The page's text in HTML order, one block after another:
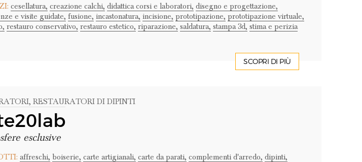
cesellatura, creazione calchi, didattica corsi e laboratori, disegno e progettazione,
e visite guidate, fusione, incastonatura, incisione, prototipazione, prototipazione virtuale,
restauro conservativo, restauro estetico, riparazione, saldatura, stampa 3d, stima e perizia
SCOPRI DI PIÙ
, RESTAURATORI DI DIPINTI
esclusive
affreschi, boiserie, carte artigianali, carte da parati, complementi d'arredo, dipinti,